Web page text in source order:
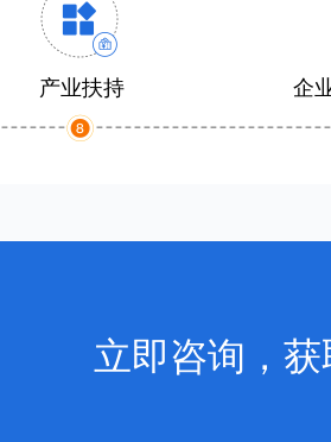
产业扶持 企
立即咨询，